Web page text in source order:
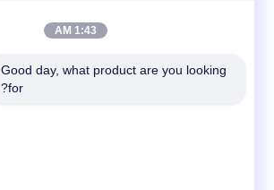
1:43 AM
Good day, what product are you looking
for?